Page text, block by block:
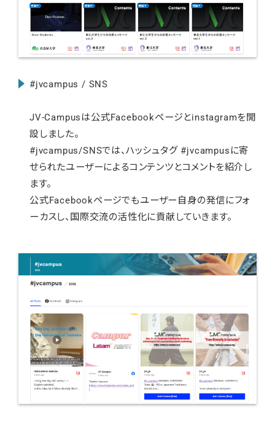
#jvcampus / SNS
JV-Campusは公式Facebookページとinstagramを開
設しました。
#jvcampus/SNSでは、ハッシュタグ #jvcampusに寄
せられたユーザーによるコンテンツとコメントを紹介し
ます。
公式Facebookページでもユーザー自身の発信にフォ
ーカスし、国際交流の活性化に貢献していきます。